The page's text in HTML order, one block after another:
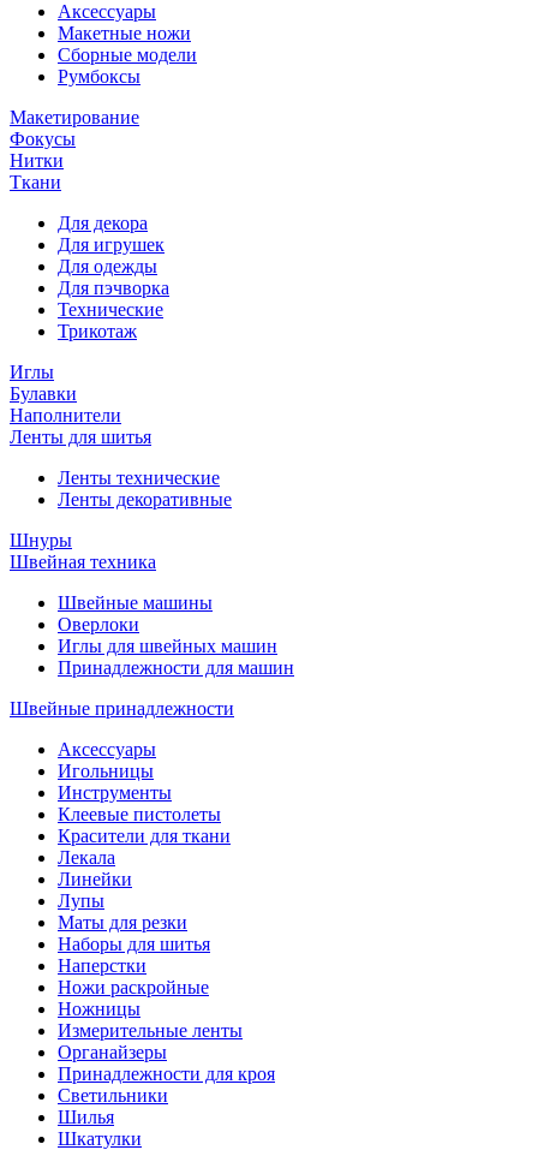
Аксессуары
Макетные ножи
Сборные модели
Румбоксы
Макетирование
Фокусы
Нитки
Ткани
Для декора
Для игрушек
Для одежды
Для пэчворка
Технические
Трикотаж
Иглы
Булавки
Наполнители
Ленты для шитья
Ленты технические
Ленты декоративные
Шнуры
Швейная техника
Швейные машины
Оверлоки
Иглы для швейных машин
Принадлежности для машин
Швейные принадлежности
Аксессуары
Игольницы
Инструменты
Клеевые пистолеты
Красители для ткани
Лекала
Линейки
Лупы
Маты для резки
Наборы для шитья
Наперстки
Ножи раскройные
Ножницы
Измерительные ленты
Органайзеры
Принадлежности для кроя
Светильники
Шилья
Шкатулки